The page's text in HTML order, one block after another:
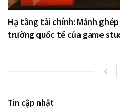
Hạ tầng tài chính: Mảnh
trường quốc tế của game
Tin cập nhật